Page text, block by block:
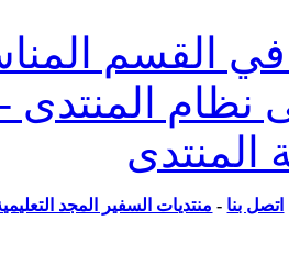
القسم
المنتدى -
بنا-منتديات السفير المجد التعليمية-